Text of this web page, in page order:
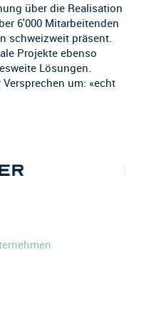
über die Realisation
6'000 Mitarbeitenden
schweizweit präsent.
Projekte ebenso
Lösungen.
um: «echt